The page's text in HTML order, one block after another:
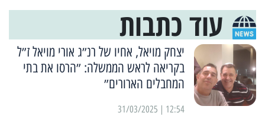
עוד כתבות
יצחק מויאל, אחיו של רנ״ג אורי מויאל ז״ל
בקריאה לראש הממשלה: ״הרסו את בתי
המחבלים הארורים״
12:54 | 31/03/2025